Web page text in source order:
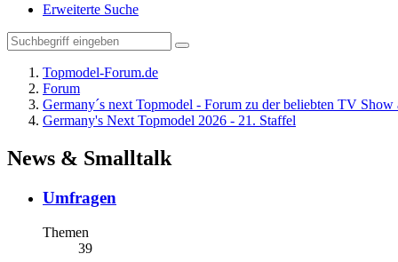
Erweiterte Suche
Topmodel-Forum.de
Forum
Germany´s next Topmodel - Forum zu der beliebten TV Show
Germany's Next Topmodel 2026 - 21. Staffel
News & Smalltalk
Umfragen
Themen
39